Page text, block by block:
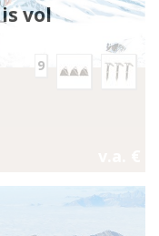
vol
9